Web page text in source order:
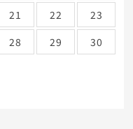
21 22
23
28 29
30